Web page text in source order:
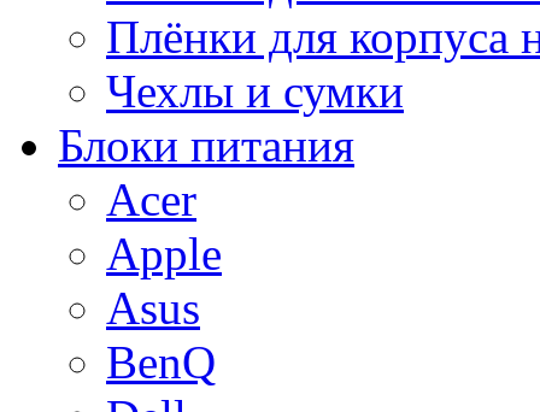
Плёнки для корпуса
Чехлы и сумки
Блоки питания
Acer
Apple
Asus
BenQ